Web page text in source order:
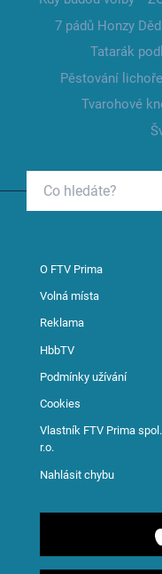
7 pádů Honzy
Tatarák
Pěstování
Tvarohové
O FTV Prima
Volná místa
Reklama
HbbTV
Podmínky užívání
Cookies
Vlastník FTV Prima
r.o.
Nahlásit chybu